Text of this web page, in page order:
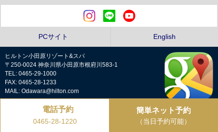
PCサイト English
ヒルトン小田原リゾート&スパ
〒250-0024 神奈川県小田原市根府川583-1
TEL: 0465-29-1000
FAX: 0465-28-1233
MAIL: Odawara@hilton.com
プライバシーポリシー
Copyright © Hilton Odawara Resort & Spa all rights reserved.
電話予約
0465-28-1220
簡単ネット予約
（当日予約可能）